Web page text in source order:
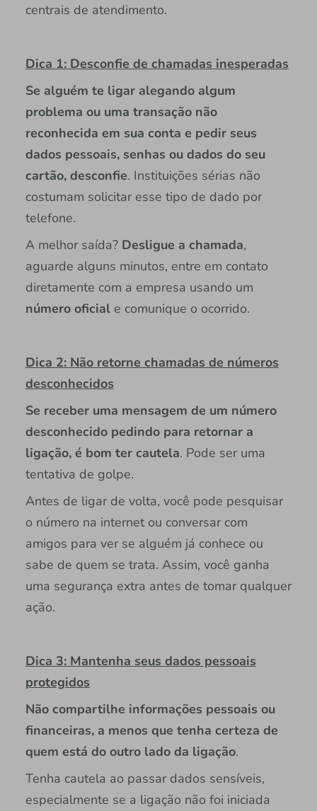
centrais de atendimento.
Dica 1: Desconfie de chamadas inesperadas
Se alguém te ligar alegando algum
problema ou uma transação não
reconhecida em sua conta e pedir seus
dados pessoais, senhas ou dados do seu
cartão, desconfie. Instituições sérias não
costumam solicitar esse tipo de dado por
telefone.
A melhor saída? Desligue a chamada,
aguarde alguns minutos, entre em contato
diretamente com a empresa usando um
número oficial e comunique o ocorrido.
Dica 2: Não retorne chamadas de números
desconhecidos
Se receber uma mensagem de um número
desconhecido pedindo para retornar a
ligação, é bom ter cautela. Pode ser uma
tentativa de golpe.
Antes de ligar de volta, você pode pesquisar
o número na internet ou conversar com
amigos para ver se alguém já conhece ou
sabe de quem se trata. Assim, você ganha
uma segurança extra antes de tomar qualquer
ação.
Dica 3: Mantenha seus dados pessoais
protegidos
Não compartilhe informações pessoais ou
financeiras, a menos que tenha certeza de
quem está do outro lado da ligação.
Tenha cautela ao passar dados sensíveis,
especialmente se a ligação não foi iniciada